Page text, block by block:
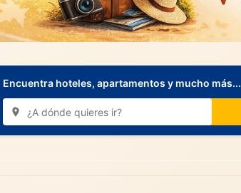
Encuentra hoteles, apartamentos y mucho más...